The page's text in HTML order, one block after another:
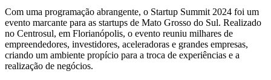
Com uma programação abrangente, o Startup Summit 2024 foi um
evento marcante para as startups de Mato Grosso do Sul. Realizado
no Centrosul, em Florianópolis, o evento reuniu milhares de
empreendedores, investidores, aceleradoras e grandes empresas,
criando um ambiente propício para a troca de experiências e a
realização de negócios.